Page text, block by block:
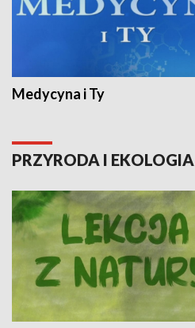
Medycyna i Ty
PRZYRODA I EKOLOGIA